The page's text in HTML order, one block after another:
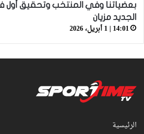
بعضياتنا وفي المنتخب وتحقيق أول
الجديد مزيان
14:01 | 1 أبريل، 2026
الرئيسية